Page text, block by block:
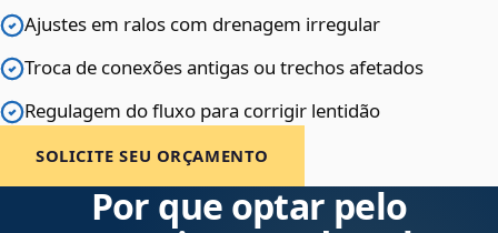
Ajustes em ralos com drenagem irregular
Troca de conexões antigas ou trechos afetados
Regulagem do fluxo para corrigir lentidão
SOLICITE SEU ORÇAMENTO
Por que optar pelo